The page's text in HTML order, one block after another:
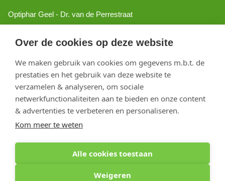
Over de cookies op deze website
We maken gebruik van cookies om gegevens m.b.t. de
prestaties en het gebruik van deze website te
verzamelen & analyseren, om sociale
netwerkfunctionaliteiten aan te bieden en onze content
& advertenties te verbeteren en personaliseren.
Kom meer te weten
Alle cookies toestaan
Weigeren
Optiphar Geel - Dr. van de Perrestraat
Optiphar Mol
Copyright 2026 optiphar.com. Alle rechten voorbehouden